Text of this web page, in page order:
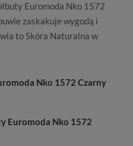
Euromoda Nko 1572
zaskakuje wygodą i
toSkóra Naturalna w
Nko 1572 Czarny
Euromoda Nko 1572